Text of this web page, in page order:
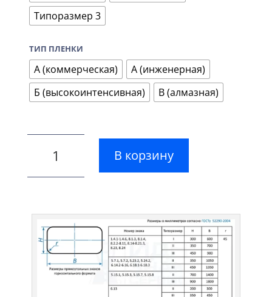
Типоразмер 3
ТИП ПЛЕНКИ
А (коммерческая)
А (инженерная)
Б (высокоинтенсивная)
В (алмазная)
В корзину